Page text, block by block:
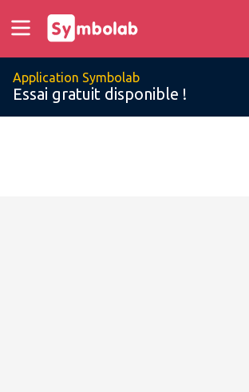
Application Symbolab
Essai gratuit disponible !